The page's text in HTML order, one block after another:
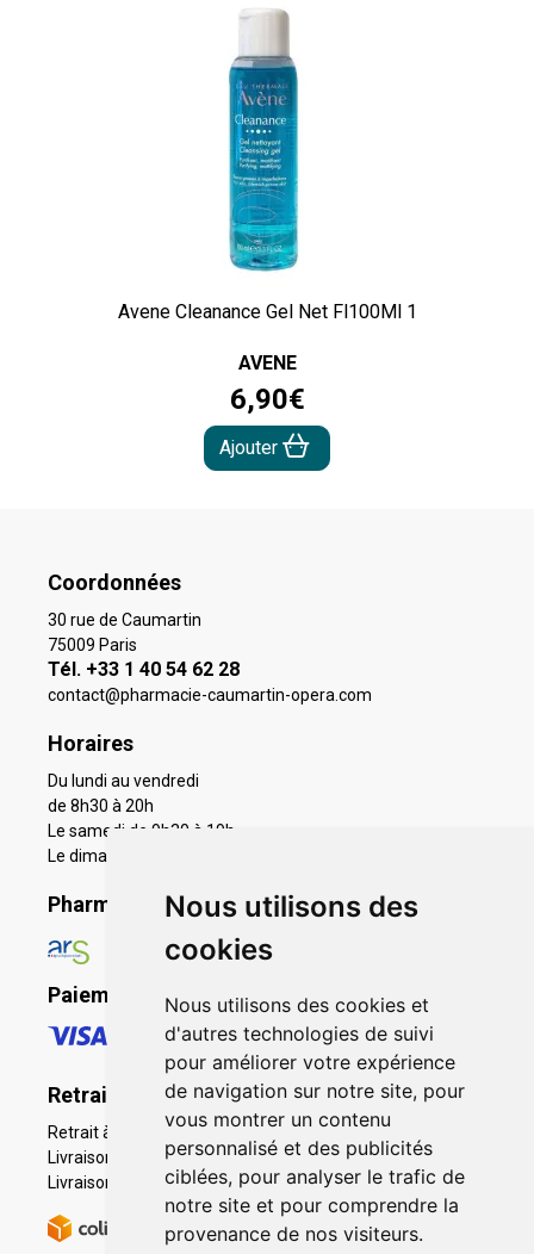
Nous utilisons des
cookies
Nous utilisons des cookies et
d'autres technologies de suivi
pour améliorer votre expérience
de navigation sur notre site, pour
vous montrer un contenu
personnalisé et des publicités
ciblées, pour analyser le trafic de
notre site et pour comprendre la
provenance de nos visiteurs.
Avene Cleanance Gel Net Fl100Ml 1
AVENE
6,90€
Ajouter
Coordonnées
30 rue de Caumartin
75009 Paris
Tél. +33 1 40 54 62 28
contact@pharmacie-caumartin-opera.com
Horaires
Du lundi au vendredi
de 8h30 à 20h
Le samedi de 9h30 à 19h
Le dimanche 11h à 19h
Pharmacie en ligne agréée
Paiement sécurisé
Retrait - Livraison
Retrait à la pharmacie - Click & Collect
Livraison en Point Relais
Livraison à domicile